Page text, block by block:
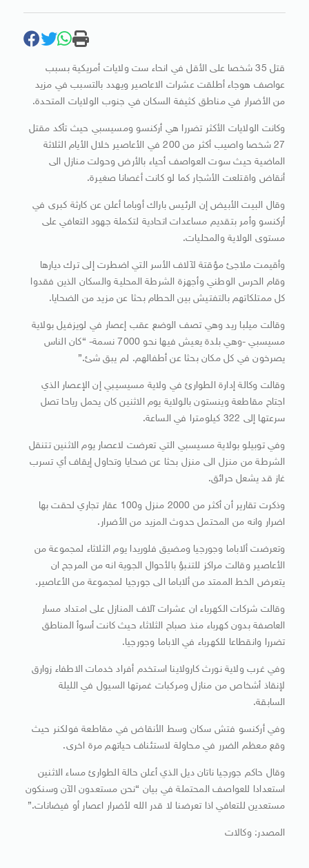
قتل 35 شخصا على الأقل في انحاء ست ولايات أمريكية بسبب
عواصف هوجاء أطلقت عشرات الاعاصير ويهدد بالتسبب في مزيد
من الأضرار في مناطق كثيفة السكان في جنوب الولايات المتحدة.
وكانت الولايات الأكثر تضررا هي أركنسو ومسيسبي حيث تأكد مقتل
27 شخصا واصيب أكثر من 200 في الأعاصير خلال الأيام الثلاثة
الماضية حيث سوت العواصف أحياء بالأرض وحولت منازل الى
أنقاض واقتلعت الأشجار كما لو كانت أغصانا صغيرة.
وقال البيت الأبيض إن الرئيس باراك أوباما أعلن عن كارثة كبرى في
أركنسو وأمر بتقديم مساعدات اتحادية لتكملة جهود التعافي على
مستوى الولاية والمحليات.
وأقيمت ملاجئ مؤقتة لآلاف الأسر التي اضطرت إلى ترك ديارها
وقام الحرس الوطني وأجهزة الشرطة المحلية والسكان الذين فقدوا
كل ممتلكاتهم بالتفتيش بين الحطام بحثا عن مزيد من الضحايا.
وقالت ميلبا ريد وهي تصف الوضع عقب إعصار في لويزفيل بولاية
مسيسبي -وهي بلدة يعيش فيها نحو 7000 نسمة- “كان الناس
يصرخون في كل مكان بحثا عن أطفالهم. لم يبق شئ.”
وقالت وكالة إدارة الطوارئ في ولاية مسيسيبي إن الإعصار الذي
اجتاح مقاطعة وينستون بالولاية يوم الاثنين كان يحمل رياحا تصل
سرعتها إلى 322 كيلومترا في الساعة.
وفي توبيلو بولاية مسيسبي التي تعرضت لاعصار يوم الاثنين تتنقل
الشرطة من منزل الى منزل بحثا عن ضحايا وتحاول إيقاف أي تسرب
غاز قد يشعل حرائق.
وذكرت تقارير أن أكثر من 2000 منزل و100 عقار تجاري لحقت بها
اضرار وانه من المحتمل حدوث المزيد من الأضرار.
وتعرضت ألاباما وجورجيا ومضيق فلوريدا يوم الثلاثاء لمجموعة من
الأعاصير وقالت مراكز للتنبؤ بالأحوال الجوية انه من المرجح ان
يتعرض الخط الممتد من ألاباما الى جورجيا لمجموعة من الأعاصير.
وقالت شركات الكهرباء ان عشرات آلاف المنازل على امتداد مسار
العاصفة بدون كهرباء منذ صباح الثلاثاء حيث كانت أسوأ المناطق
تضررا وانقطاعا للكهرباء في الاباما وجورجيا.
وفي غرب ولاية نورث كارولاينا استخدم أفراد خدمات الاطفاء زوارق
لإنقاذ أشخاص من منازل ومركبات غمرتها السيول في الليلة
السابقة.
وفي أركنسو فتش سكان وسط الأنقاض في مقاطعة فولكنر حيث
وقع معظم الضرر في محاولة لاستئناف حياتهم مرة اخرى.
وقال حاكم جورجيا ناتان ديل الذي أعلن حالة الطوارئ مساء الاثنين
استعدادا للعواصف المحتملة في بيان “نحن مستعدون الآن وسنكون
مستعدين للتعافي اذا تعرضنا لا قدر الله لأضرار اعصار أو فيضانات.”
المصدر: وكالات